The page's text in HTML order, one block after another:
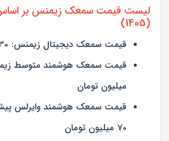
لیست قیمت سمعک زیمنس بر
(1405)
قیمت سمعک دیجیتال زیمنس: 30 تا 39
قیمت سمعک هوشمند متوسط
میلیون تومان
قیمت سمعک هوشمند وایرلس
70 میلیون تومان